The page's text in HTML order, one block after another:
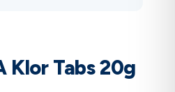
Klor Tabs 20g